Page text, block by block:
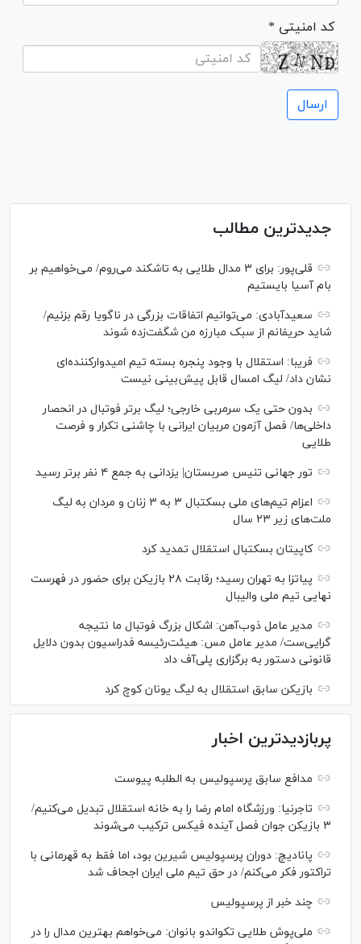
* کد امنیتی
جدیدترین مطالب
قلی‌پور: برای ۳ مدال طلایی به تاشکند می‌روم/ می‌خواهیم بر
بام آسیا بایستیم
سعیدآبادی: می‌توانیم اتفاقات بزرگی در ناگویا رقم بزنیم/
شاید حریفانم از سبک مبارزه من شگفت‌زده شوند
فریبا: استقلال با وجود پنجره بسته تیم امیدوارکننده‌ای
نشان داد/ لیگ امسال قابل پیش‌بینی نیست
بدون حتی یک سرمربی خارجی؛ لیگ برتر فوتبال در انحصار
داخلی‌ها/ فصل آزمون مربیان ایرانی با چاشنی تکرار و فرصت
طلایی
تور جهانی تنیس صربستان| یزدانی به جمع ۴ نفر برتر رسید
اعزام تیم‌های ملی بسکتبال ۳ به ۳ زنان و مردان به لیگ
ملت‌های زیر ۲۳ سال
کاپیتان بسکتبال استقلال تمدید کرد
پیاتزا به تهران رسید؛ رقابت ۲۸ بازیکن برای حضور در فهرست
نهایی تیم ملی والیبال
مدیر عامل ذوب‌آهن: اشکال بزرگ فوتبال ما نتیجه
گرایی‌ست/ مدیر عامل مس: هیئت‌رئیسه فدراسیون بدون دلایل
قانونی دستور به برگزاری پلی‌آف داد
بازیکن سابق استقلال به لیگ یونان کوچ کرد
پربازدیدترین اخبار
مدافع سابق پرسپولیس به الطلبه پیوست
تاجرنیا: ورزشگاه امام رضا را به خانه استقلال تبدیل می‌کنیم/
۳ بازیکن جوان فصل آینده فیکس ترکیب می‌شوند
پانادیچ: دوران پرسپولیس شیرین بود، اما فقط به قهرمانی با
تراکتور فکر می‌کنم/ در حق تیم ملی ایران اجحاف شد
چند خبر از پرسپولیس
ملی‌پوش‌ طلایی تکواندو بانوان: می‌خواهم بهترین مدال را در